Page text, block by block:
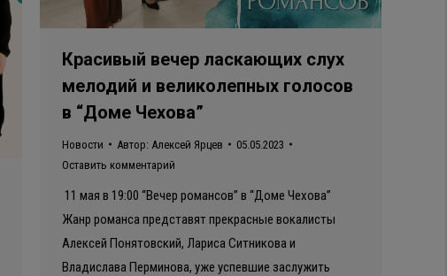
Красивый вечер ласкающих слух
мелодий и великолепных голосов
в “Доме Чехова”
Новости Автор: Алексей Ярцев
05.05.2023
Оставить комментарий
11 мая в 19:00 “Вечер романсов” в “Доме Чехова”
Жанр романса представят прекрасные вокалисты
Алексей Понятовский, Лариса Ситникова и
Владислава Перминова, уже успевшие заслужить